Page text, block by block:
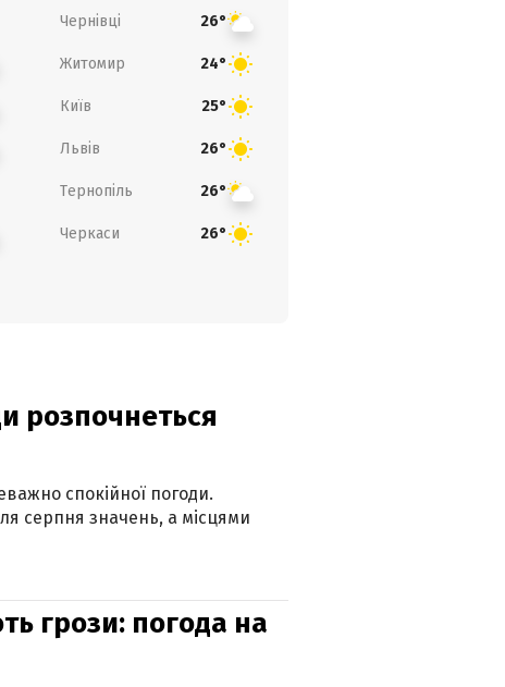
Чернівці 26°
Житомир 24°
Київ 25°
Львів 26°
Тернопіль 26°
Черкаси 26°
розпочнеться
спокійної погоди.
серпня значень, а місцями
грози: погода на